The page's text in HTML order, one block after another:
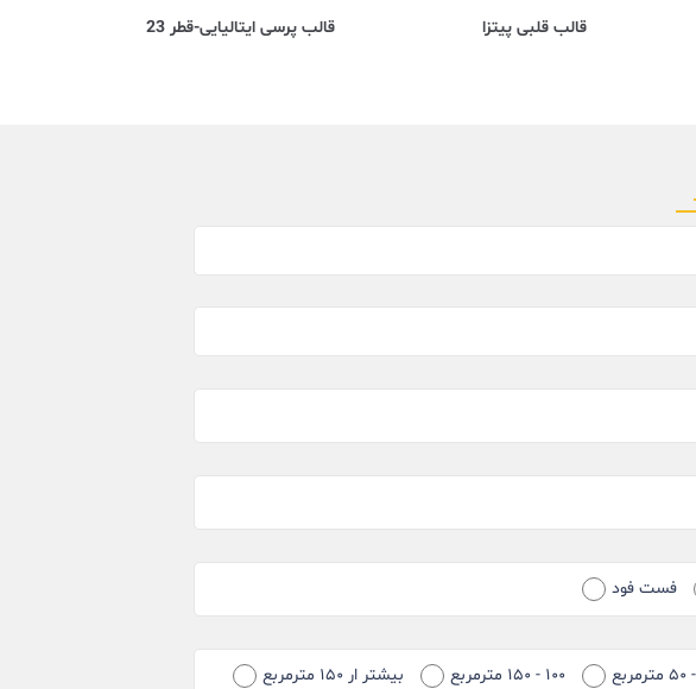
قالب قلبی پیتزا قالب پرسی ایتالیایی-قطر 23
فست فود
۱۰۰ - ۱۵۰ مترمربع بیشتر ار ۱۵۰ مترمربع